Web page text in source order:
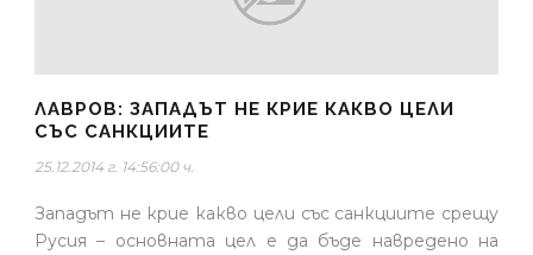
ЛАВРОВ: ЗАПАДЪТ НЕ КРИЕ КАКВО ЦЕЛИ
СЪС САНКЦИИТЕ
25.12.2014 г. 14:56:00 ч.
Западът не крие какво цели със санкциите срещу
Русия – основната цел е да бъде навредено на